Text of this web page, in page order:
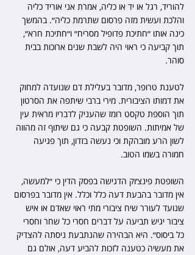
להוריד, רגל או יד או כליה, אמרת אני אוריד כליה
והלכת ועשית מזה פרסום שתרמת כליה״. בהמשך
כינה אותו ״חתיכת פדופיל מסריח״ ו״חתיכת חרא״,
תוך קביעה כי ראוי היה לשבת שנים ארוכות בבית
סוהר.
לטענת טרופר, מדובר בעלילת דם שנועדה למחוק
את דמותו הציבורית. מירי ברבי שיתפה את הסרטון
תוך הוספת טקסט רומז שהעניק לדבריו מראית עין
של אמיתות. השופטת קבעה כי גם שיתוף זה מהווה
לשון הרע מובהקת וכי נעשה בזדון, תוך פגיעה
חמורה בשמו הטוב.
השופטת פינצ׳וק הדגישה בפסק הדין כי ״למעשה,
אין מדובר בהבעת דעה כלל וכלל. אין מדובר בפרסום
שנועד לעורר שיח ציבורי מתי ראוי שאדם או איש
ציבור יגיש תביעה על דברים חסרי כל שחר וחסרי
כל ביסוס״. היא הבהירה שהנתבעת ניסתה להצדיק
את מעשיה כטענה לזכות להביע דעה, אולם גם